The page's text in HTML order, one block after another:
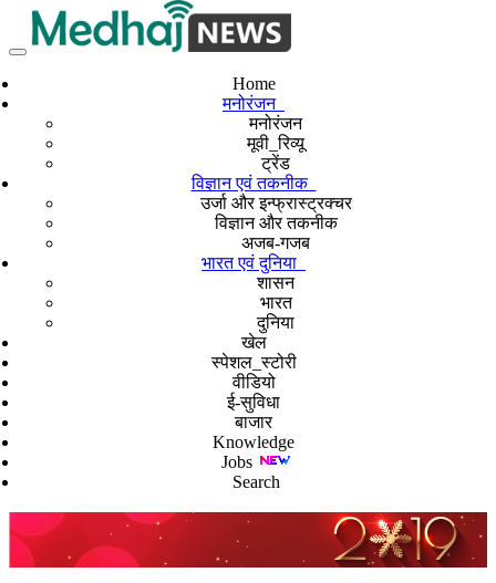
Home
मनोरंजन
मनोरंजन
मूवी_रिव्यू
ट्रेंड
विज्ञान एवं तकनीक
उर्जा और इन्फ्रास्ट्रक्चर
विज्ञान और तकनीक
अजब-गजब
भारत एवं दुनिया
शासन
भारत
दुनिया
खेल
स्पेशल_स्टोरी
वीडियो
ई-सुविधा
बाजार
Knowledge
Jobs
Search